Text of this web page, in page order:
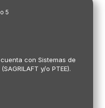
con Sistemas de
y/o PTEE).